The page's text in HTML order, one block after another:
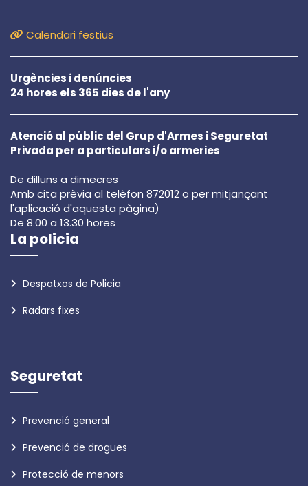
Calendari festius
Urgències i denúncies
24 hores els 365 dies de l'any
Atenció al públic del Grup d'Armes i Seguretat
Privada per a particulars i/o armeries
De dilluns a dimecres
Amb cita prèvia al telèfon 872012 o per mitjançant
l'aplicació d'aquesta pàgina)
De 8.00 a 13.30 hores
La policia
Despatxos de Policia
Radars fixes
Seguretat
Prevenció general
Prevenció de drogues
Protecció de menors